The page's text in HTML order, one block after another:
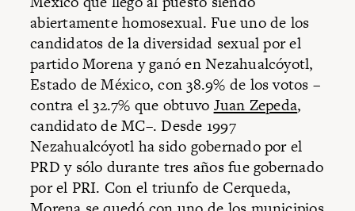
abiertamente homosexual. Fue uno de los
candidatos de la diversidad sexual por el
partido Morena y ganó en Nezahualcóyotl,
Estado de México, con 38.9% de los votos –
contra el 32.7% que obtuvo Juan Zepeda,
candidato de MC–. Desde 1997
Nezahualcóyotl ha sido gobernado por el
PRD y sólo durante tres años fue gobernado
por el PRI. Con el triunfo de Cerqueda,